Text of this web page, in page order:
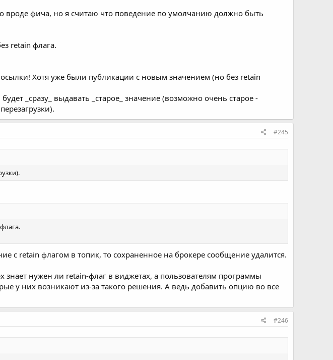
вроде фича, но я считаю что поведение по умолчанию должно быть
retain флага.
Хотя уже были публикации с новым значением (но без retain
_сразу_ выдавать _старое_ значение (возможно очень старое -
#245
с retain флагом в топик, то сохраненное на брокере сообщение удалится.
знает нужен ли retain-флаг в виджетах, а пользователям программы
у них возникают из-за такого решения. А ведь добавить опцию во все
#246